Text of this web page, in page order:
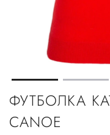
ФУТБОЛКА
CANOE